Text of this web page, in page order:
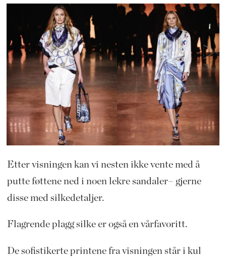
Etter visningen kan vi nesten ikke vente med å
putte føttene ned i noen lekre sandaler– gjerne
disse med silkedetaljer.
Flagrende plagg silke er også en vårfavoritt.
De sofistikerte printene fra visningen står i kul